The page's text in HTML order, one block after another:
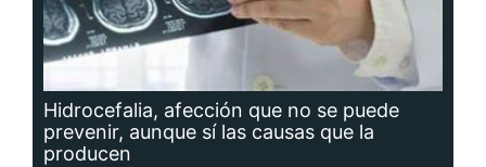
Hidrocefalia, afección que no se puede
prevenir, aunque sí las causas que la
producen